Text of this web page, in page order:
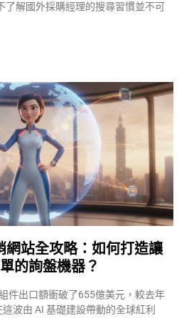
了解國外採購經理的搜尋習慣並不可
網站全攻略：如何打造讓
的詢盤機器？
件出口額衝破了655億美元，較去年
波由 AI 基礎建設帶動的全球紅利